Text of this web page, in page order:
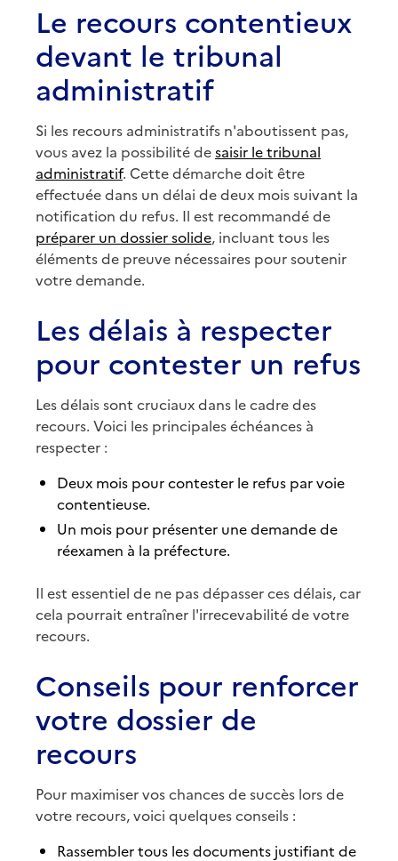
Le recours contentieux
devant le tribunal
administratif
Si les recours administratifs n'aboutissent pas,
vous avez la possibilité desaisir le tribunal
administratif. Cette démarche doit être
effectuée dans un délai de deux mois suivant la
notification du refus. Il est recommandé de
préparer un dossier solide, incluant tous les
éléments de preuve nécessaires pour soutenir
votre demande.
Les délais à respecter
pour contester un refus
Les délais sont cruciaux dans le cadre des
recours. Voici les principales échéances à
respecter :
Deux mois pour contester le refus par voie
contentieuse.
Un mois pour présenter une demande de
réexamen à la préfecture.
Il est essentiel de ne pas dépasser ces délais, car
cela pourrait entraîner l'irrecevabilité de votre
recours.
Conseils pour renforcer
votre dossier de
recours
Pour maximiser vos chances de succès lors de
votre recours, voici quelques conseils :
Rassembler tous les documents justifiant de